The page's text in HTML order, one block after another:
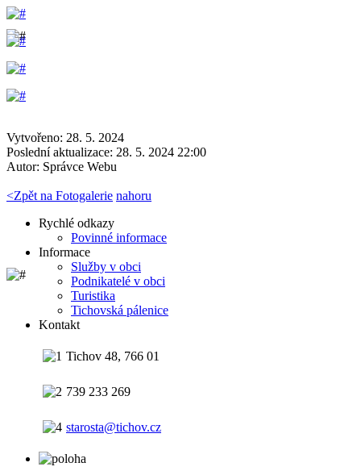
Vytvořeno: 28. 5. 2024
Poslední aktualizace: 28. 5. 2024 22:00
Autor: Správce Webu
<Zpět na Fotogalerie nahoru
Rychlé odkazy
Povinné informace
Informace
Služby v obci
Podnikatelé v obci
Turistika
Tichovská pálenice
Kontakt
Tichov 48, 766 01
739 233 269
starosta@tichov.cz